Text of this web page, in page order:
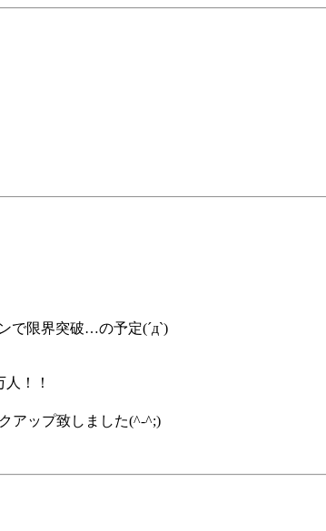
で限界突破…の予定(´д`)
！！
アップ致しました(^-^;)